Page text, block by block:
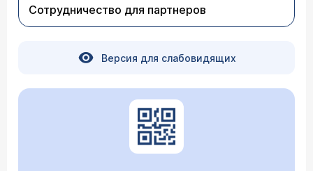
Сотрудничество для партнеров
Версия для слабовидящих